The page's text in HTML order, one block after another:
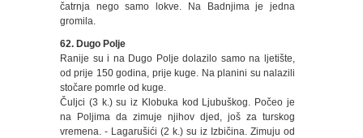
čatrnja nego samo lokve. Na Badnjima je jedna
gromila.
62. Dugo Polje
Ranije su i na Dugo Polje dolazilo samo na ljetište,
od prije 150 godina, prije kuge. Na planini su nalazili
stočare pomrle od kuge.
Čuljci (3 k.) su iz Klobuka kod Ljubuškog. Počeo je
na Poljima da zimuje njihov djed, još za turskog
vremena. - Lagarušići (2 k.) su iz Izbičina. Zimuju od